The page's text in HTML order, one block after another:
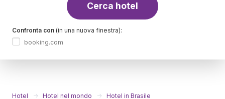
Cerca hotel
Confronta con (in una nuova finestra):
booking.com
Hotel Hotel nel mondo
Hotel in Brasile